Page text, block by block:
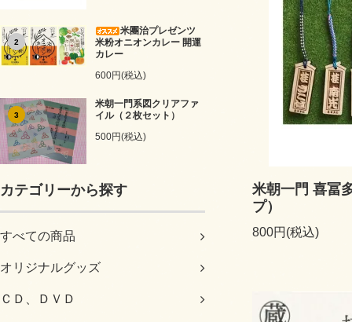
2
米團治プレゼンツ
米粉オニオンカレー 開運
カレー
600円(税込)
3
米朝一門系図クリアファ
イル（２枚セット）
500円(税込)
カテゴリーから探す
すべての商品
オリジナルグッズ
ＣＤ、ＤＶＤ
米朝一門 喜冨
プ）
800円(税込)